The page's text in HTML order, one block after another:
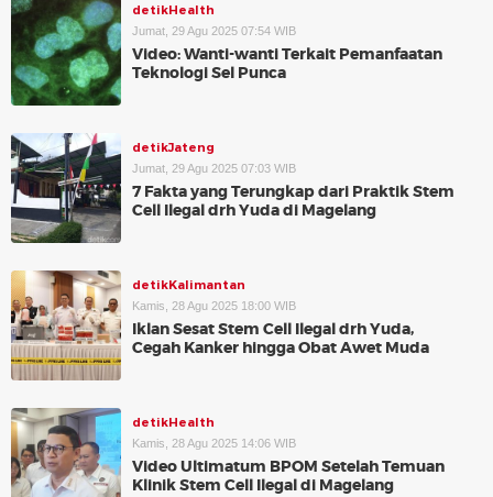
detikHealth
Jumat, 29 Agu 2025 07:54 WIB
Video: Wanti-wanti Terkait Pemanfaatan
Teknologi Sel Punca
detikJateng
Jumat, 29 Agu 2025 07:03 WIB
7 Fakta yang Terungkap dari Praktik Stem
Cell Ilegal drh Yuda di Magelang
detikKalimantan
Kamis, 28 Agu 2025 18:00 WIB
Iklan Sesat Stem Cell Ilegal drh Yuda,
Cegah Kanker hingga Obat Awet Muda
detikHealth
Kamis, 28 Agu 2025 14:06 WIB
Video Ultimatum BPOM Setelah Temuan
Klinik Stem Cell Ilegal di Magelang